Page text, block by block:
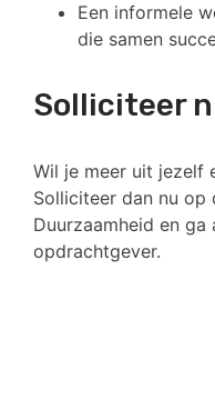
Een informele
die samen
Solliciteer
Wil je meer uit jezelf
Solliciteer dan nu
Duurzaamheid en
opdrachtgever.